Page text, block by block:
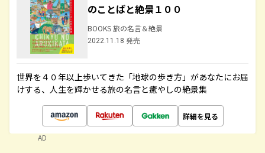
のことばと絶景１００
BOOKS 旅の名言＆絶景
2022.11.18 発売
世界を４０年以上歩いてきた「地球の歩き方」があなたにお届
けする、人生を輝かせる旅の名言と癒やしの絶景集
詳細を見る
AD